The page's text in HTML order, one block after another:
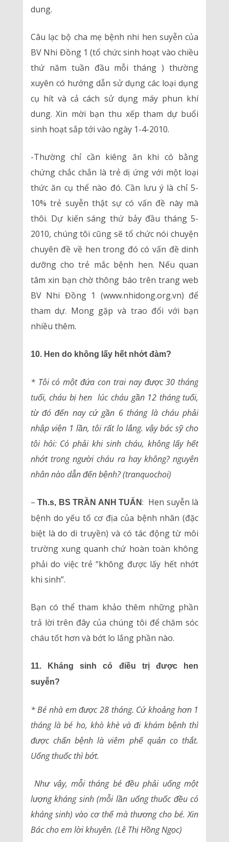
dung.
Câu lạc bộ cha mẹ bệnh nhi hen suyễn của
BV Nhi Đồng 1 (tổ chức sinh hoạt vào chiều
thứ năm tuần đầu mỗi tháng ) thường
xuyên có hướng dẫn sử dụng các loại dụng
cụ hít và cả cách sử dụng máy phun khí
dung. Xin mời bạn thu xếp tham dự buổi
sinh hoạt sắp tới vào ngày 1-4-2010.
-Thường chỉ cần kiêng ăn khi có bằng
chứng chắc chắn là trẻ dị ứng với một loại
thức ăn cụ thể nào đó. Cần lưu ý là chỉ 5-
10% trẻ suyễn thật sự có vấn đề này mà
thôi. Dự kiến sáng thứ bảy đầu tháng 5-
2010, chúng tôi cũng sẽ tổ chức nói chuyện
chuyên đề về hen trong đó có vấn đề dinh
dưỡng cho trẻ mắc bệnh hen. Nếu quan
tâm xin bạn chờ thông báo trên trang web
BV Nhi Đồng 1 (www.nhidong.org.vn) để
tham dự. Mong gặp và trao đổi với bạn
nhiều thêm.
10. Hen do không lấy hết nhớt đàm?
* Tôi có một đứa con trai nay được 30 tháng
tuổi, cháu bị hen lúc cháu gần 12 tháng tuổi,
từ đó đến nay cứ gần 6 tháng là cháu phải
nhập viện 1 lần, tôi rất lo lắng. vậy bác sỹ cho
tôi hỏi: Có phải khi sinh cháu, không lấy hết
nhớt trong người cháu ra hay không? nguyên
nhân nào dẫn đến bệnh? (tranquochoi)
–Th.s, BS TRẦN ANH TUẤN: Hen suyễn là
bệnh do yếu tố cơ địa của bệnh nhân (đặc
biệt là do di truyền) và có tác động từ môi
trường xung quanh chứ hoàn toàn không
phải do việc trẻ “không được lấy hết nhớt
khi sinh”.
Bạn có thể tham khảo thêm những phần
trả lời trên đây của chúng tôi để chăm sóc
cháu tốt hơn và bớt lo lắng phần nào.
11. Kháng sinh có điều trị được hen
suyễn?
* Bé nhà em được 28 tháng. Cứ khoảng hơn 1
tháng là bé ho, khò khè và đi khám bệnh thì
được chẩn bệnh là viêm phế quản co thắt.
Uống thuốc thì bớt.
Như vậy, mỗi tháng bé đều phải uống một
lượng kháng sinh (mỗi lần uống thuốc đều có
kháng sinh) vào cơ thể mà thương cho bé. Xin
Bác cho em lời khuyên. (Lê Thị Hồng Ngọc)